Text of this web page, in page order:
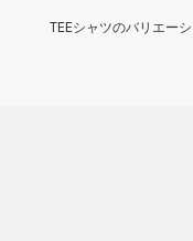
TEEシャツのバリエー